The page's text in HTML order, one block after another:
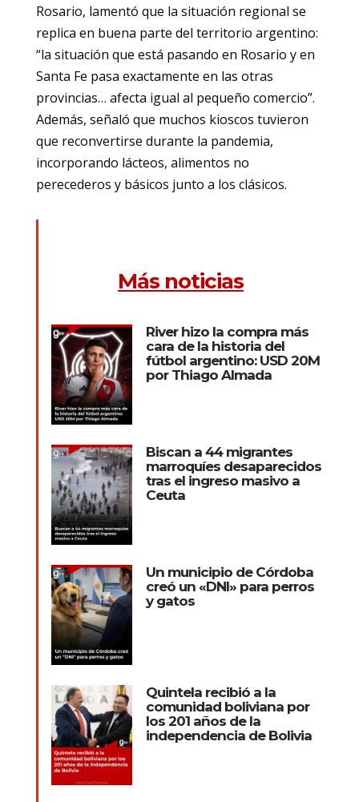
Rosario, lamentó que la situación regional se
replica en buena parte del territorio argentino:
“la situación que está pasando en Rosario y en
Santa Fe pasa exactamente en las otras
provincias… afecta igual al pequeño comercio”.
Además, señaló que muchos kioscos tuvieron
que reconvertirse durante la pandemia,
incorporando lácteos, alimentos no
perecederos y básicos junto a los clásicos.
Más noticias
River hizo la compra más
cara de la historia del
fútbol argentino: USD 20M
por Thiago Almada
Biscan a 44 migrantes
marroquíes desaparecidos
tras el ingreso masivo a
Ceuta
Un municipio de Córdoba
creó un «DNI» para perros
y gatos
Quintela recibió a la
comunidad boliviana por
los 201 años de la
independencia de Bolivia